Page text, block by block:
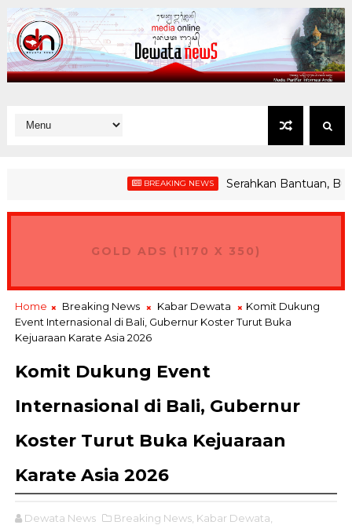
BREAKING NEWS Serahkan Bantuan, Bupati
GOLD ADS (1170 X 350)
Home Breaking News Kabar Dewata
Komit Dukung
Event Internasional di Bali, Gubernur Koster Turut Buka
Kejuaraan Karate Asia 2026
Komit Dukung Event
Internasional di Bali, Gubernur
Koster Turut Buka Kejuaraan
Karate Asia 2026
Dewata News Breaking News, Kabar Dewata,